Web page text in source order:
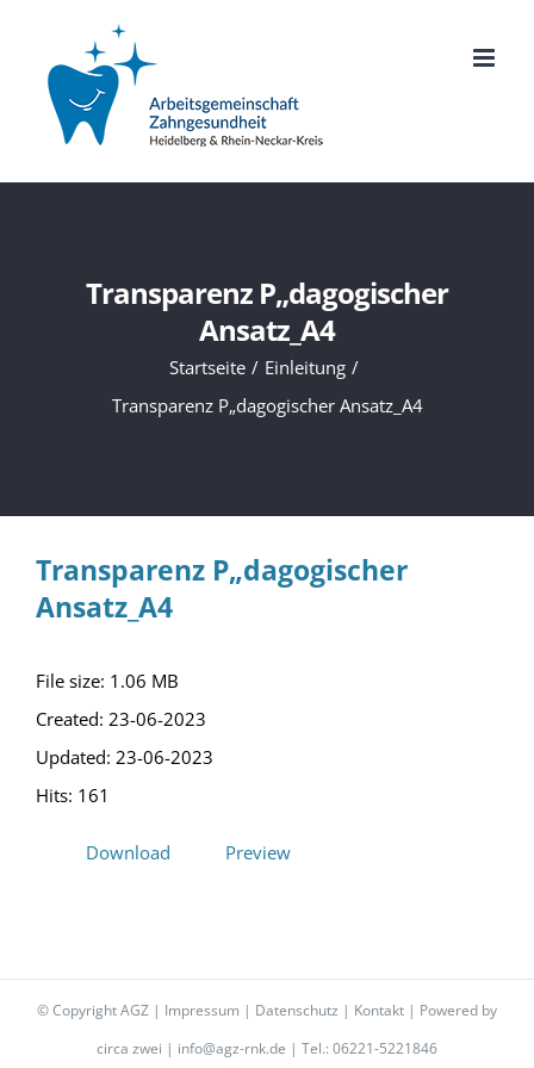
springen
Transparenz P„dagogischer
Ansatz_A4
Startseite
Einleitung
Transparenz P„dagogischer Ansatz_A4
Transparenz P„dagogischer
Ansatz_A4
File size: 1.06 MB
Created: 23-06-2023
Updated: 23-06-2023
Hits: 161
Download Preview
© Copyright AGZ | Impressum | Datenschutz | Kontakt | Powered by
circa zwei | info@agz-rnk.de | Tel.: 06221-5221846